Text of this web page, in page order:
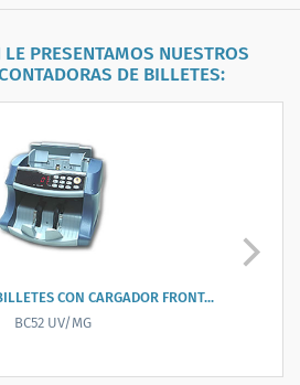
PRESENTAMOS NUESTROS
DE BILLETES:
DE BILLETES CON CARGA TRASERA
BC2008 UV/MG